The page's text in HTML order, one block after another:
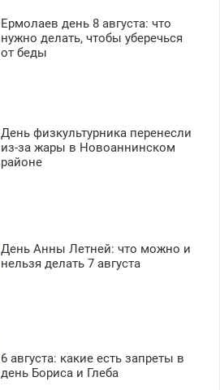
Ермолаев день 8 августа: что
нужно делать, чтобы уберечься
от беды
День физкультурника перенесли
из-за жары в Новоаннинском
районе
День Анны Летней: что можно и
нельзя делать 7 августа
6 августа: какие есть запреты в
день Бориса и Глеба